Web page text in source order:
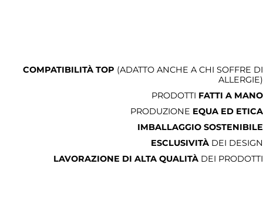
COMPATIBILITÀ TOP (ADATTO ANCHE A CHI SOFFRE DI
ALLERGIE)
PRODOTTI FATTI A MANO
PRODUZIONE EQUA ED ETICA
IMBALLAGGIO SOSTENIBILE
ESCLUSIVITÀ DEI DESIGN
LAVORAZIONE DI ALTA QUALITÀ DEI PRODOTTI